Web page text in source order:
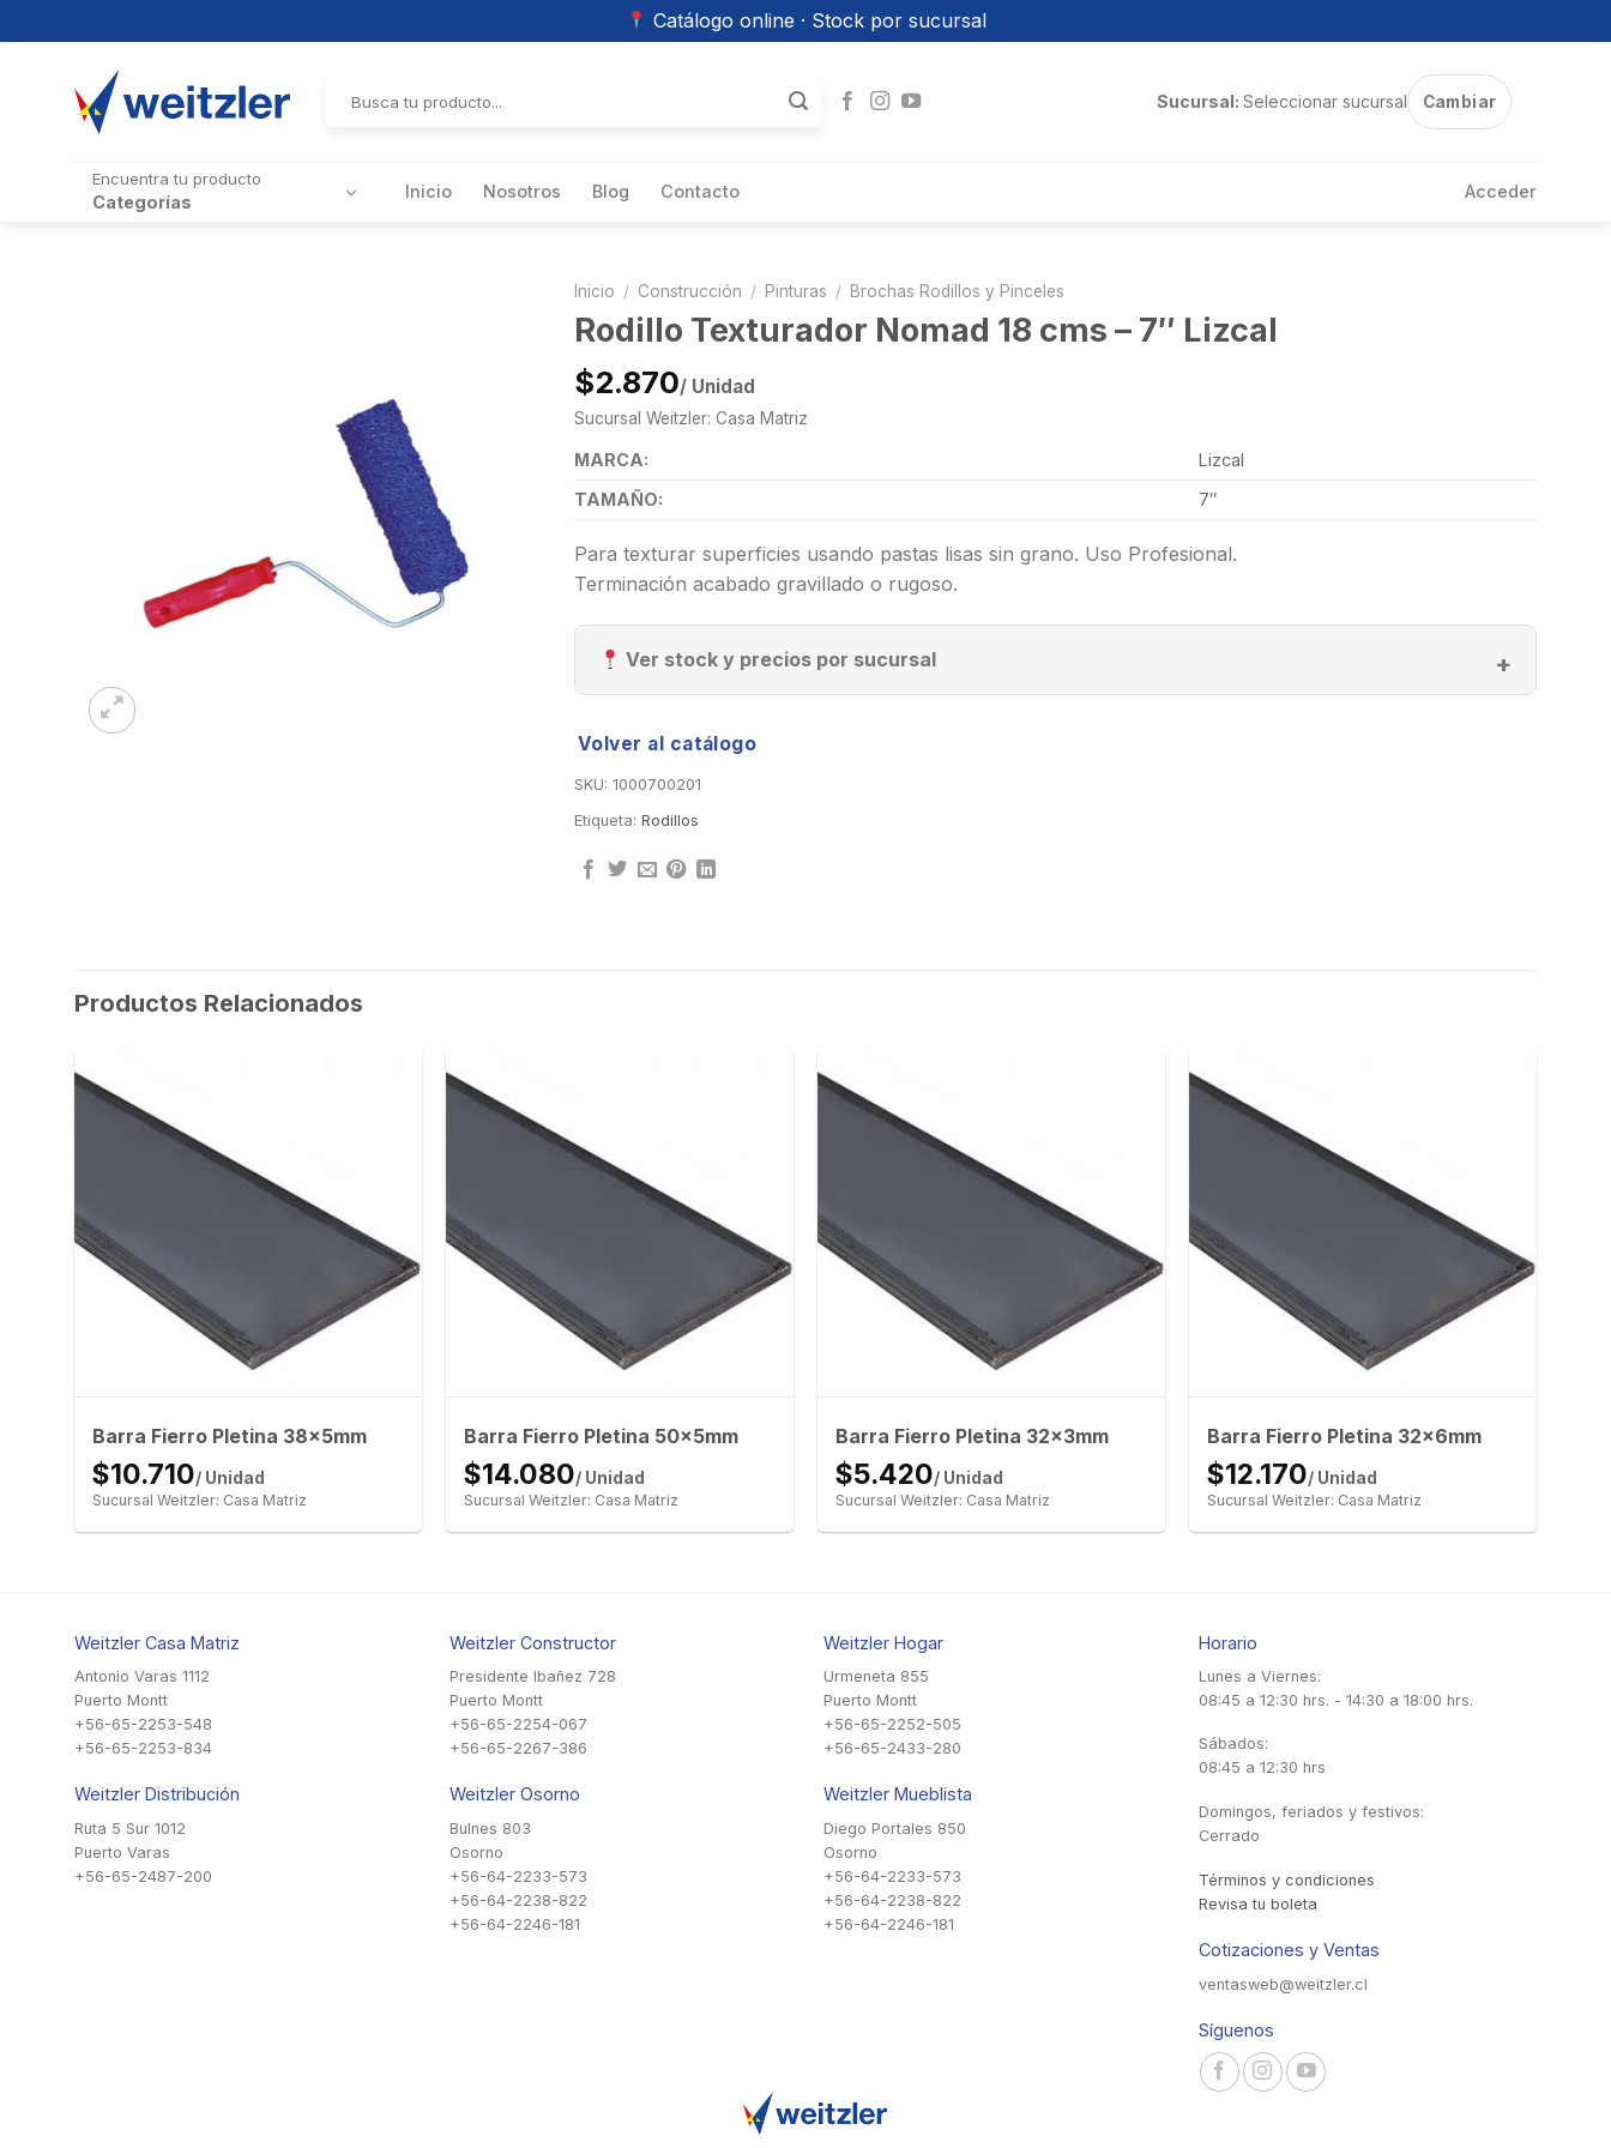
Catálogo online · Stock por sucursal
por:
Sucursal: Seleccionar sucursal Cambiar
Encuentra tu producto
Categorías Inicio Nosotros Blog Contacto Acceder
Inicio / Construcción / Pinturas / Brochas Rodillos y Pinceles
Rodillo Texturador Nomad 18 cms – 7″ Lizcal
$2.870/ Unidad
Sucursal Weitzler: Casa Matriz
MARCA:
Lizcal
TAMAÑO:
7″
Para texturar superficies usando pastas lisas sin grano. Uso Profesional.
Terminación acabado gravillado o rugoso.
Ver stock y precios por sucursal
Volver al catálogo
SKU: 1000700201
Etiqueta: Rodillos
Productos Relacionados
Barra Fierro Pletina 38x5mm
$10.710/ Unidad
Sucursal Weitzler: Casa Matriz
Barra Fierro Pletina 50x5mm
$14.080/ Unidad
Sucursal Weitzler: Casa Matriz
Barra Fierro Pletina 32x3mm
$5.420/ Unidad
Sucursal Weitzler: Casa Matriz
Barra Fierro Pletina 32x6mm
$12.170/ Unidad
Sucursal Weitzler: Casa Matriz
Weitzler Casa Matriz
Antonio Varas 1112
Puerto Montt
+56-65-2253-548
+56-65-2253-834
Weitzler Distribución
Ruta 5 Sur 1012
Puerto Varas
+56-65-2487-200
Weitzler Constructor
Presidente Ibañez 728
Puerto Montt
+56-65-2254-067
+56-65-2267-386
Weitzler Osorno
Bulnes 803
Osorno
+56-64-2233-573
+56-64-2238-822
+56-64-2246-181
Weitzler Hogar
Urmeneta 855
Puerto Montt
+56-65-2252-505
+56-65-2433-280
Weitzler Mueblista
Diego Portales 850
Osorno
+56-64-2233-573
+56-64-2238-822
+56-64-2246-181
Horario
Lunes a Viernes:
08:45 a 12:30 hrs. - 14:30 a 18:00 hrs.
Sábados:
08:45 a 12:30 hrs
Domingos, feriados y festivos:
Cerrado
Términos y condiciones
Revisa tu boleta
Cotizaciones y Ventas
ventasweb@weitzler.cl
Síguenos